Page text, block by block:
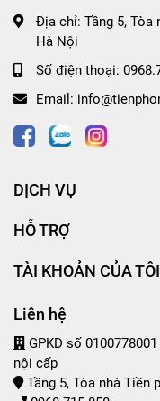
Địa chỉ: Tầng 5, Tòa
Hà Nội
Số điện thoại:
Email:
DỊCH VỤ
HỖ TRỢ
TÀI KHOẢN CỦA TÔI
Liên hệ
GPKD số
nội cấp
Tầng 5, Tòa nhà Tiền